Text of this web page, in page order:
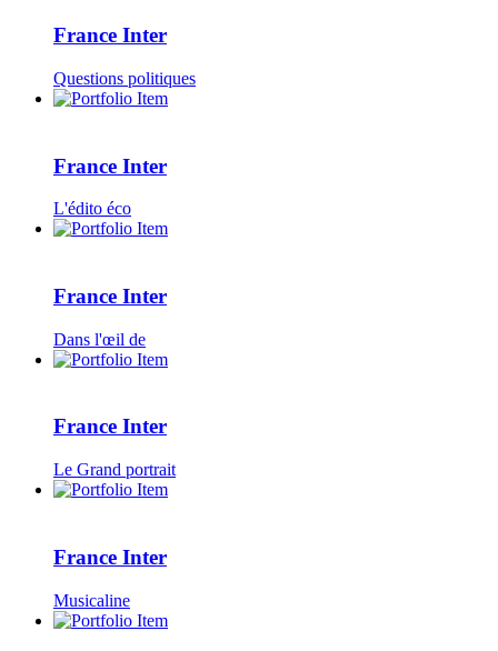
France Inter
Questions politiques
France Inter
L'édito éco
France Inter
Dans l'œil de
France Inter
Le Grand portrait
France Inter
Musicaline